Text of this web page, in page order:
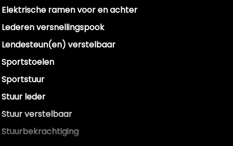
Elektrische ramen voor en achter
Lederen versnellingspook
Lendesteun(en) verstelbaar
Sportstoelen
Sportstuur
Stuur leder
Stuur verstelbaar
Stuurbekrachtiging